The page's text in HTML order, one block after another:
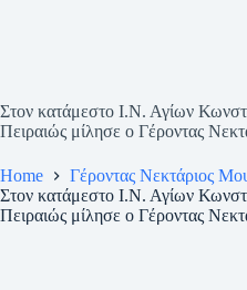
Στον κατάμεστο Ι.Ν. Αγίων
Πειραιώς μίλησε ο Γέροντας
Home
Γέροντας Νεκτάριος
Στον κατάμεστο Ι.Ν. Αγίων
Πειραιώς μίλησε ο Γέροντας